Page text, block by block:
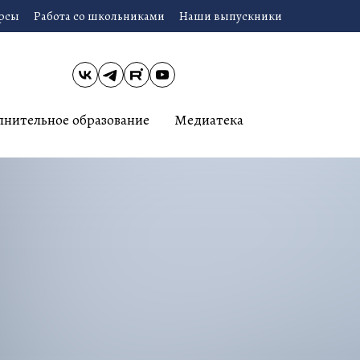
Работа со школьниками Наши выпускники
образование Медиатека